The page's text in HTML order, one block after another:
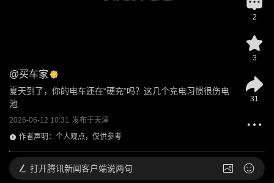
@买车家
夏天到了，你的电车还在“硬充”吗？这几个充电习惯很伤电
池
2026-06-12 10:31 发布于天津
作者声明：个人观点，仅供参考
2
3
31
打开腾讯新闻客户端说两句